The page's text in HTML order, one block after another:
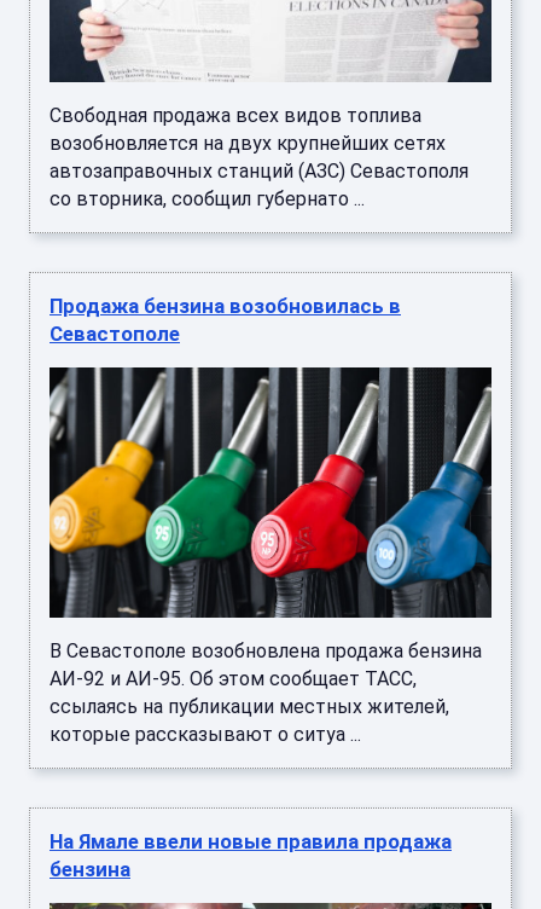
Свободная продажа всех видов топлива
возобновляется на двух крупнейших сетях
автозаправочных станций (АЗС) Севастополя
со вторника, сообщил губернато ...
Продажа бензина возобновилась в
Севастополе
В Севастополе возобновлена продажа бензина
АИ-92 и АИ-95. Об этом сообщает ТАСС,
ссылаясь на публикации местных жителей,
которые рассказывают о ситуа ...
На Ямале ввели новые правила продажа
бензина